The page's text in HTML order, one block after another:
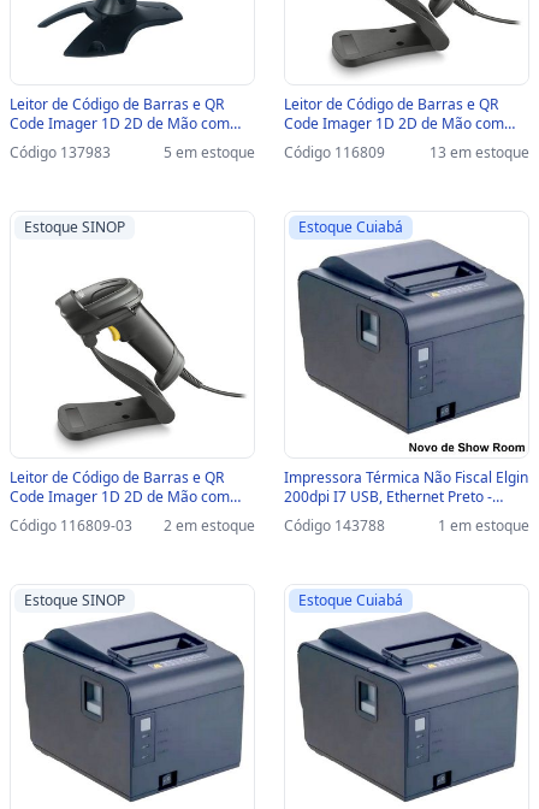
Leitor de Código de Barras e QR
Code Imager 1D 2D de Mão com
Pedestal Elgin BR520 USB - lê Nota
Fiscal Eletrônica Boleto Bancário e
Código 137983 5 em estoque
Leitor de Código de Barras e QR
Code Imager 1D 2D de Mão com
Pedestal Elgin EL250 USB - lê Nota
Fiscal Eletrônica Boleto Bancário e
Código 116809 13 em estoque
Estoque SINOP
Leitor de Código de Barras e QR
Code Imager 1D 2D de Mão com
Pedestal Elgin EL250 USB - lê Nota
Fiscal Eletrônica Boleto Bancário e
Código 116809-03 2 em estoque
Estoque Cuiabá
Impressora Térmica Não Fiscal Elgin
200dpi I7 USB, Ethernet Preto -
46BI7PUGCBU0 / 46BI7PUECK /
46I7PUECKD00 - com Guilhotina
Código 143788 1 em estoque
Estoque SINOP Estoque Cuiabá